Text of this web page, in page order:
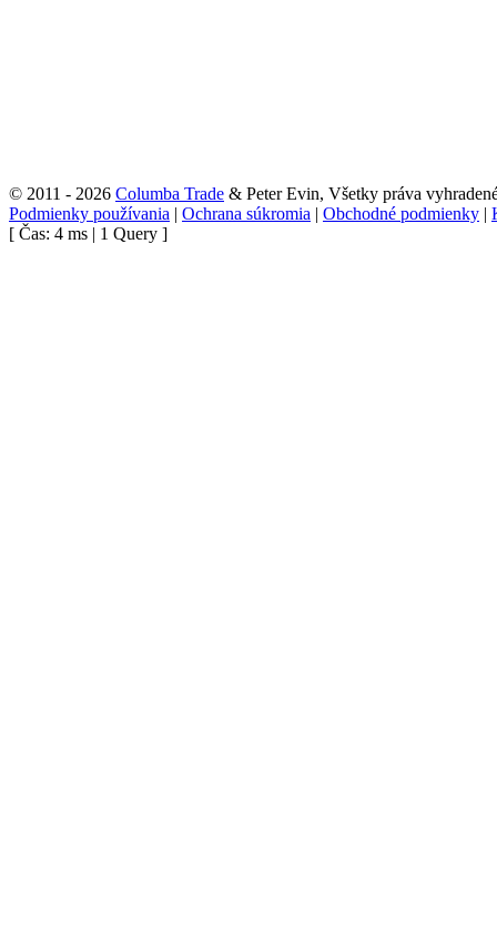
© 2011 - 2026 Columba Trade & Peter Evin, Všetky práva
Podmienky používania | Ochrana súkromia | Obchodné podmienky |
[ Čas: 4 ms | 1 Query ]